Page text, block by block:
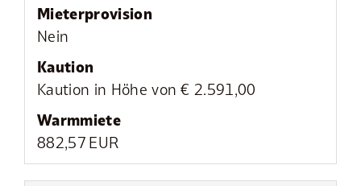
Mieter­provision
Nein
Kaution
Kaution in Höhe von € 2.591,00
Warmmiete
882,57 EUR